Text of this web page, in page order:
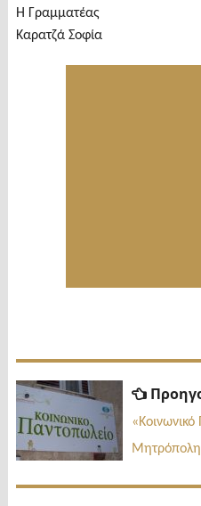
Η Γραμματέας
Καρατζά Σοφία
Πλοήγηση
άρθρων
Μητρόπολη